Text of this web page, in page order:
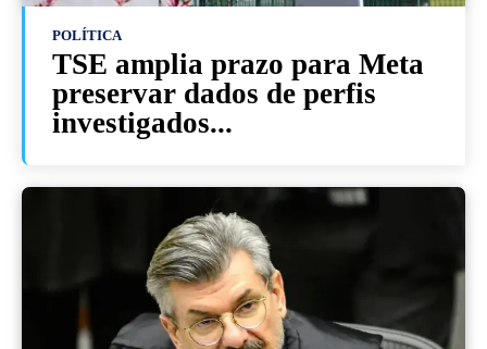
POLÍTICA
TSE amplia prazo para Meta
preservar dados de perfis
investigados...